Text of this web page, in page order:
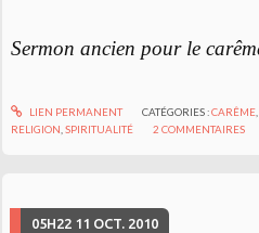
Sermon ancien pour le
LIEN PERMANENT CATÉGORIES :CARÊME,
RELIGION ,SPIRITUALITÉ 2 COMMENTAIRES
05H22 11 OCT. 2010